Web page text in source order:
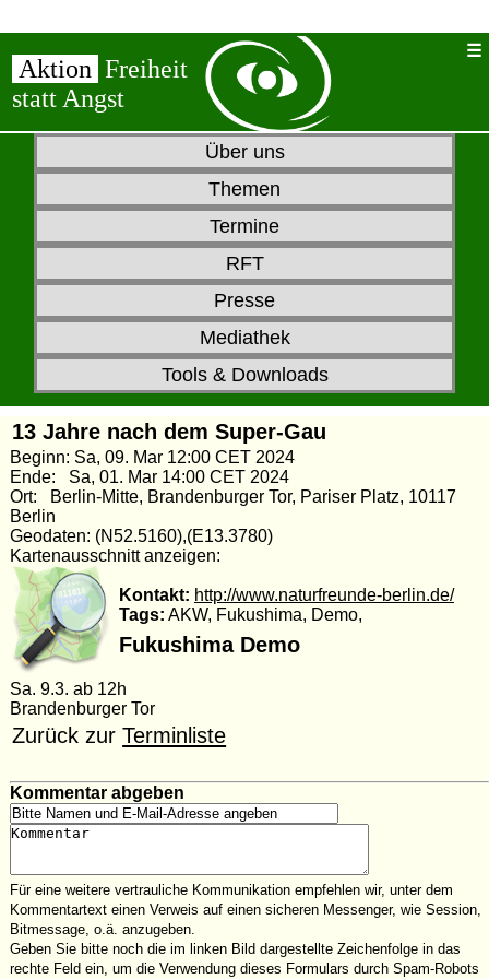
Aktion Freiheit
statt Angst
Über uns
Themen
Termine
RFT
Presse
Mediathek
Tools & Downloads
13 Jahre nach dem Super-Gau
Beginn: Sa, 09. Mar 12:00 CET 2024
Ende: Sa, 01. Mar 14:00 CET 2024
Ort: Berlin-Mitte, Brandenburger Tor, Pariser Platz, 10117
Berlin
Geodaten: (N52.5160),(E13.3780)
Kartenausschnitt anzeigen:
Kontakt: http://www.naturfreunde-berlin.de/
Tags: AKW, Fukushima, Demo,
Fukushima Demo
Sa. 9.3. ab 12h
Brandenburger Tor
Zurück zurTerminliste
Kommentar abgeben
Für eine weitere vertrauliche Kommunikation empfehlen wir, unter dem
Kommentartext einen Verweis auf einen sicheren Messenger, wie Session,
Bitmessage, o.ä. anzugeben.
Geben Sie bitte noch die im linken Bild dargestellte Zeichenfolge in das
rechte Feld ein, um die Verwendung dieses Formulars durch Spam-Robots